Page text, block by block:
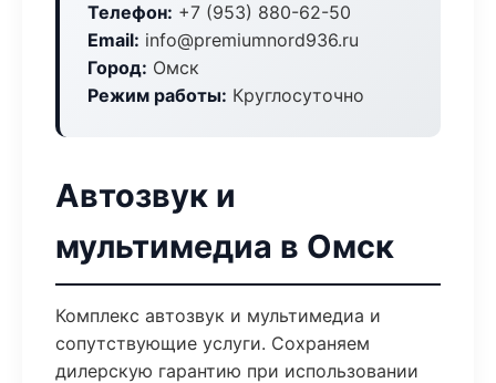
Телефон: +7 (953) 880-62-50
Email: info@premiumnord936.ru
Город: Омск
Режим работы: Круглосуточно
Автозвук и
мультимедиа в Омск
Комплекс автозвук и мультимедиа и
сопутствующие услуги. Сохраняем
дилерскую гарантию при использовании